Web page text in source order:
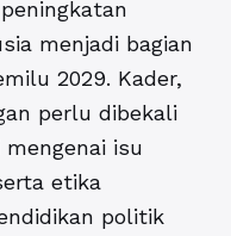
menjadi bagian
2029. Kader,
perlu dibekali
isu
etika
politik